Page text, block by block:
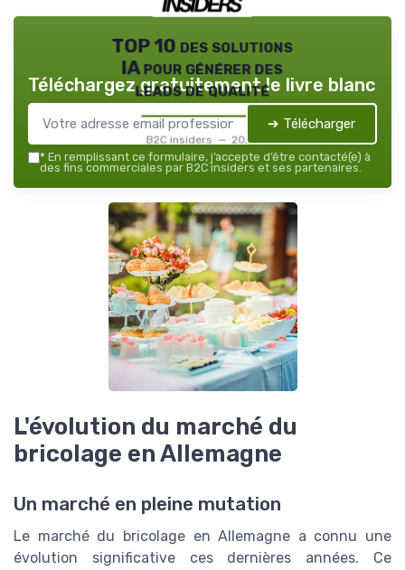
TOP 10 des solutions
IA pour générer des
leads de qualité
B2C insiders — 2026
Téléchargez gratuitement le livre blanc
➔ Télécharger
* En remplissant ce formulaire, j’accepte d’être contacté(e) à
des fins commerciales par B2C insiders et ses partenaires.
L'évolution du marché du
bricolage en Allemagne
Un marché en pleine mutation
Le marché du bricolage en Allemagne a connu une
évolution significative ces dernières années. Ce